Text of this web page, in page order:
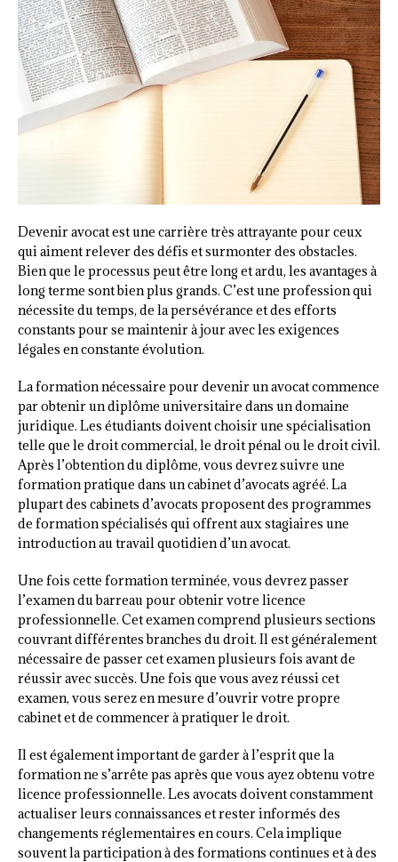
Devenir avocat est une carrière très attrayante pour ceux
qui aiment relever des défis et surmonter des obstacles.
Bien que le processus peut être long et ardu, les avantages à
long terme sont bien plus grands. C’est une profession qui
nécessite du temps, de la persévérance et des efforts
constants pour se maintenir à jour avec les exigences
légales en constante évolution.
La formation nécessaire pour devenir un avocat commence
par obtenir un diplôme universitaire dans un domaine
juridique. Les étudiants doivent choisir une spécialisation
telle que le droit commercial, le droit pénal ou le droit civil.
Après l’obtention du diplôme, vous devrez suivre une
formation pratique dans un cabinet d’avocats agréé. La
plupart des cabinets d’avocats proposent des programmes
de formation spécialisés qui offrent aux stagiaires une
introduction au travail quotidien d’un avocat.
Une fois cette formation terminée, vous devrez passer
l’examen du barreau pour obtenir votre licence
professionnelle. Cet examen comprend plusieurs sections
couvrant différentes branches du droit. Il est généralement
nécessaire de passer cet examen plusieurs fois avant de
réussir avec succès. Une fois que vous avez réussi cet
examen, vous serez en mesure d’ouvrir votre propre
cabinet et de commencer à pratiquer le droit.
Il est également important de garder à l’esprit que la
formation ne s’arrête pas après que vous ayez obtenu votre
licence professionnelle. Les avocats doivent constamment
actualiser leurs connaissances et rester informés des
changements réglementaires en cours. Cela implique
souvent la participation à des formations continues et à des